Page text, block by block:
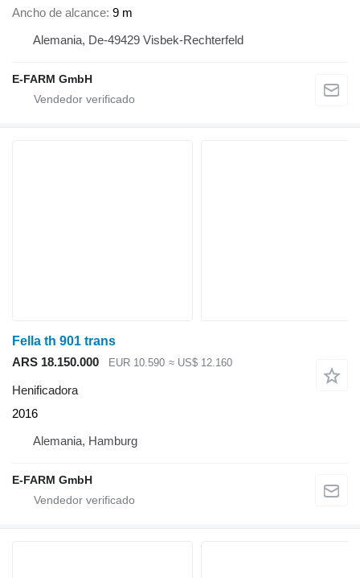
Ancho de alcance 9 m
Alemania, De-49429 Visbek-Rechterfeld
E-FARM GmbH
Fella th 901 trans
ARS 18.150.000
EUR 10.590 ≈ US$ 12.160
Henificadora
2016
Alemania, Hamburg
E-FARM GmbH